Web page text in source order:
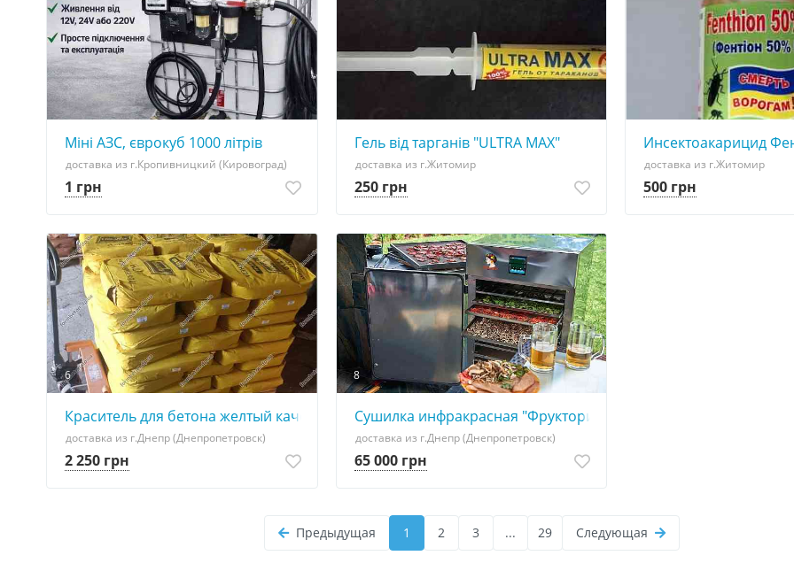
Міні АЗС, єврокуб 1000 літрів
доставка из г.Кропивницкий (Кировоград)
1 грн
Гель від тарганів "ULTRA MAX"
доставка из г.Житомир
250 грн
Инсектоакарицид
доставка из г.Житомир
500 грн
6
Краситель для бетона желтый качественный Y-710
доставка из г.Днепр (Днепропетровск)
2 250 грн
8
Сушилка инфракрасная "Фрукториана" для сушки яблочных
доставка из г.Днепр (Днепропетровск)
65 000 грн
Предыдущая 1 2 3 ... 29 Следующая